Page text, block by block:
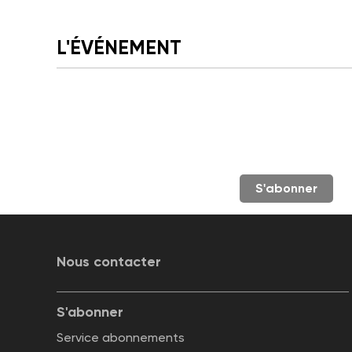
L'ÉVÉNEMENT
S'abonner
Nous contacter
S'abonner
Service abonnements